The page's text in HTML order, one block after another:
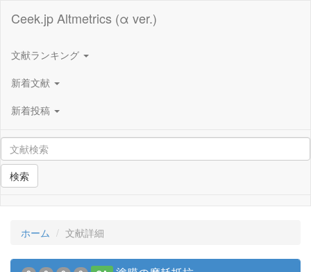
Ceek.jp Altmetrics (α ver.)
文献ランキング
新着文献
新着投稿
検索
ホーム 文献詳細